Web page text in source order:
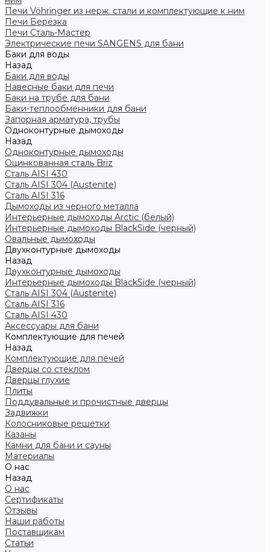
Печи Vöhringer из нерж. стали и комплектующие к ним
Печи Берёзка
Печи Сталь-Мастер
Электрические печи SANGENS для бани
Баки для воды
Назад
Баки для воды
Навесные баки для печи
Баки на трубе для бани
Баки-теплообменники для бани
Запорная арматура, трубы
Одноконтурные дымоходы
Назад
Одноконтурные дымоходы
Оцинкованная сталь Briz
Сталь AISI 430
Сталь AISI 304 (Austenite)
Сталь AISI 316
Дымоходы из черного металла
Интерьерные дымоходы Arctic (белый)
Интерьерные дымоходы BlackSide (черный)
Овальные дымоходы
Двухконтурные дымоходы
Назад
Двухконтурные дымоходы
Интерьерные дымоходы BlackSide (черный)
Сталь AISI 304 (Austenite)
Сталь AISI 316
Сталь AISI 430
Аксессуары для бани
Комплектующие для печей
Назад
Комплектующие для печей
Дверцы со стеклом
Дверцы глухие
Плиты
Поддувальные и прочистные дверцы
Задвижки
Колосниковые решетки
Казаны
Камни для бани и сауны
Материалы
О нас
Назад
О нас
Сертификаты
Отзывы
Наши работы
Поставщикам
Статьи